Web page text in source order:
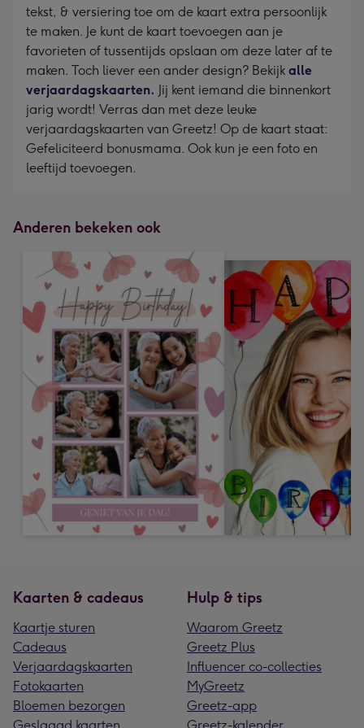
tekst, & versiering toe om de kaart extra persoonlijk
te maken. Je kunt de kaart toevoegen aan je
favorieten of tussentijds opslaan om deze later af te
maken. Toch liever een ander design? Bekijk alle
verjaardagskaarten. Jij kent iemand die binnenkort
jarig wordt! Verras dan met deze leuke
verjaardagskaarten van Greetz! Op de kaart staat:
Gefeliciteerd bonusmama. Ook kun je een foto en
leeftijd toevoegen.
Anderen bekeken ook
Kaarten & cadeaus
Kaartje sturen
Cadeaus
Verjaardagskaarten
Fotokaarten
Bloemen bezorgen
Geslaagd kaarten
Hulp & tips
Waarom Greetz
Greetz Plus
Influencer co-collecties
MyGreetz
Greetz-app
Greetz-kalender